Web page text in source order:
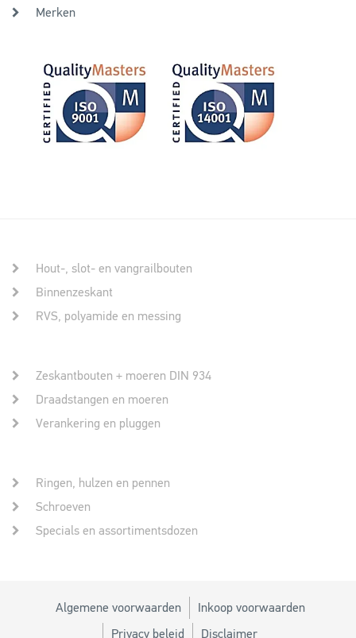
Merken
Hout-, slot- en vangrailbouten
Binnenzeskant
RVS, polyamide en messing
Zeskantbouten + moeren DIN 934
Draadstangen en moeren
Verankering en pluggen
Ringen, hulzen en pennen
Schroeven
Specials en assortimentsdozen
Algemene voorwaarden Inkoop voorwaarden
Privacy beleid Disclaimer